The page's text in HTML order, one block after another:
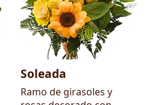
Soleada
Ramo de girasoles y